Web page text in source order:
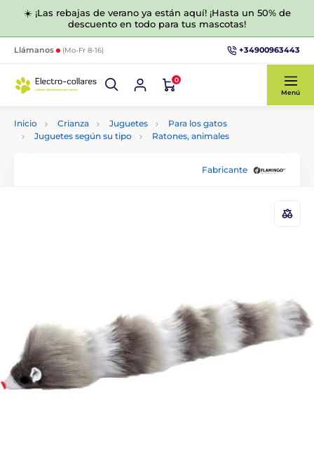
☀️ ¡Las rebajas de verano ya están aquí! ¡Hasta un 50% de
descuento en todo para tus mascotas!
Llámanos (Mo-Fr 8-16) +34900963443
0
Menú
Inicio Crianza Juguetes
Para los gatos
Juguetes según su tipo
Ratones, animales
Fabricante